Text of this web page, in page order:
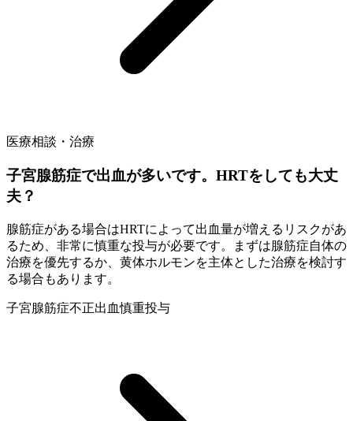
医療相談・治療
子宮腺筋症で出血が多いです。HRTをしても大丈
夫？
腺筋症がある場合はHRTによって出血量が増えるリスクがあ
るため、非常に慎重な投与が必要です。まずは腺筋症自体の
治療を優先するか、黄体ホルモンを主体とした治療を検討す
る場合もあります。
子宮腺筋症不正出血慎重投与